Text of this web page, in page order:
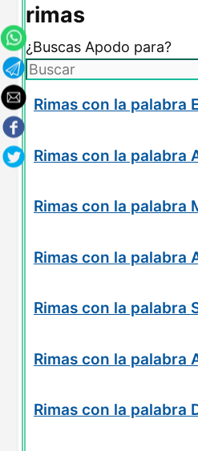
rimas
¿Buscas Apodo para?
Rimas con la palabra
Rimas con la palabra
Rimas con la palabra
Rimas con la palabra
Rimas con la palabra
Rimas con la palabra
Rimas con la palabra